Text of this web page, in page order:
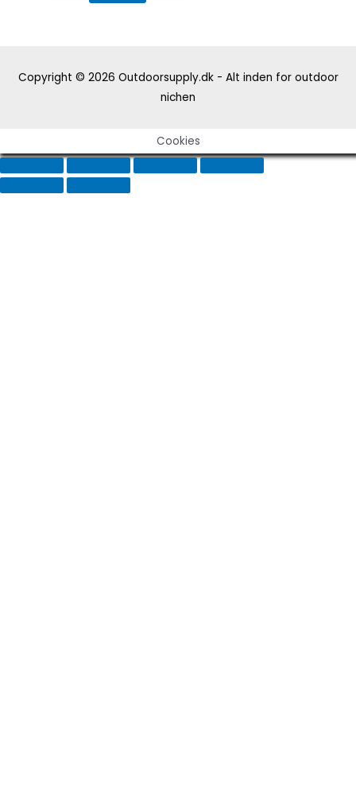
Copyright © 2026 Outdoorsupply.dk - Alt inden for outdoor
nichen
Cookies